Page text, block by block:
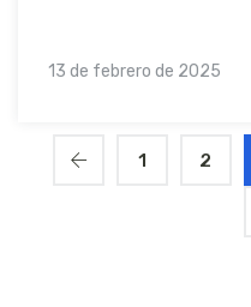
13 de febrero de 2025
1 2